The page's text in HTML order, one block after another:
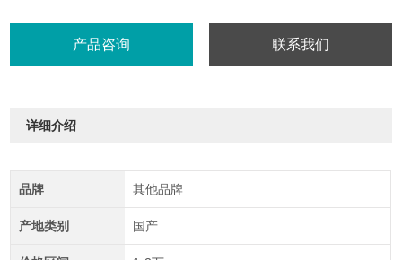
产品咨询 联系我们
详细介绍
品牌 其他品牌
产地类别 国产